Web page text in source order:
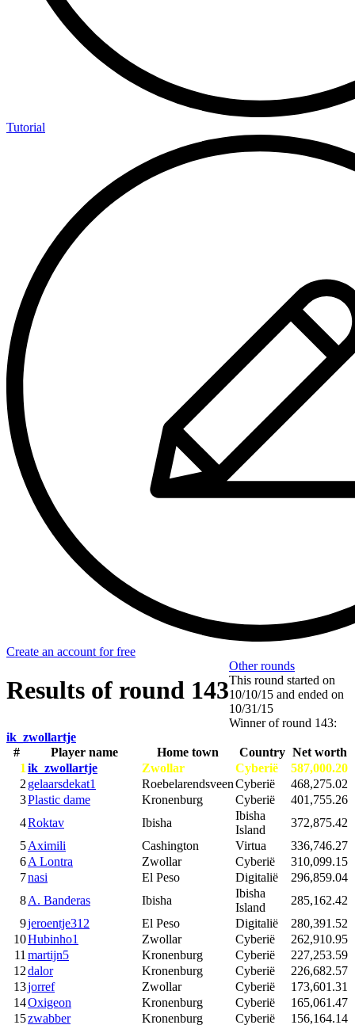
Tutorial
Create an account for free
Results of round 143
Other rounds
This round started on
10/10/15 and ended on
10/31/15
Winner of round 143:
ik_zwollartje
#
Player name Home town Country Net worth
1 ik_zwollartje Zwollar Cyberië
587,000.20
2 gelaarsdekat1 RoebelarendsveenCyberië
468,275.02
3Plastic dame Kronenburg Cyberië
401,755.26
4Roktav Ibisha
Ibisha
Island
372,875.42
5Aximili Cashington Virtua
336,746.27
6A Lontra Zwollar Cyberië
310,099.15
7nasi El Peso Digitalië
296,859.04
8A. Banderas Ibisha
Ibisha
Island
285,162.42
9jeroentje312 El Peso Digitalië
280,391.52
10Hubinho1 Zwollar Cyberië
262,910.95
11 martijn5 Kronenburg Cyberië
227,253.59
12dalor Kronenburg Cyberië
226,682.57
13jorref Zwollar Cyberië
173,601.31
14Oxigeon Kronenburg Cyberië
165,061.47
15zwabber Kronenburg Cyberië
156,164.14